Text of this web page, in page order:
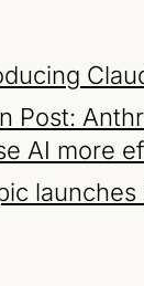
Post:
AI more